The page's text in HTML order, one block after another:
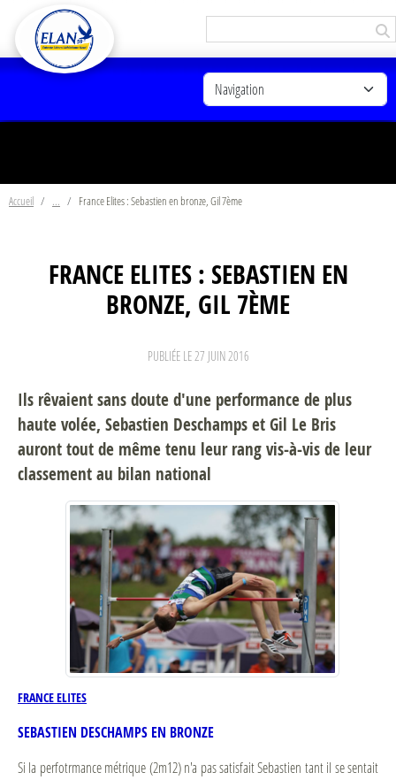
Accueil France Elites : Sebastien en bronze, Gil 7ème
FRANCE ELITES : SEBASTIEN EN
BRONZE, GIL 7ÈME
PUBLIÉE LE27 JUIN 2016
Ils rêvaient sans doute d'une performance de plus
haute volée, Sebastien Deschamps et Gil Le Bris
auront tout de même tenu leur rang vis-à-vis de leur
classement au bilan national
FRANCE ELITES
SEBASTIEN DESCHAMPS EN BRONZE
Si la perfotrmance métrique (2m12) n'a pas satisfait Sebastien tant il se sentait
Panneau de gestion des cookies